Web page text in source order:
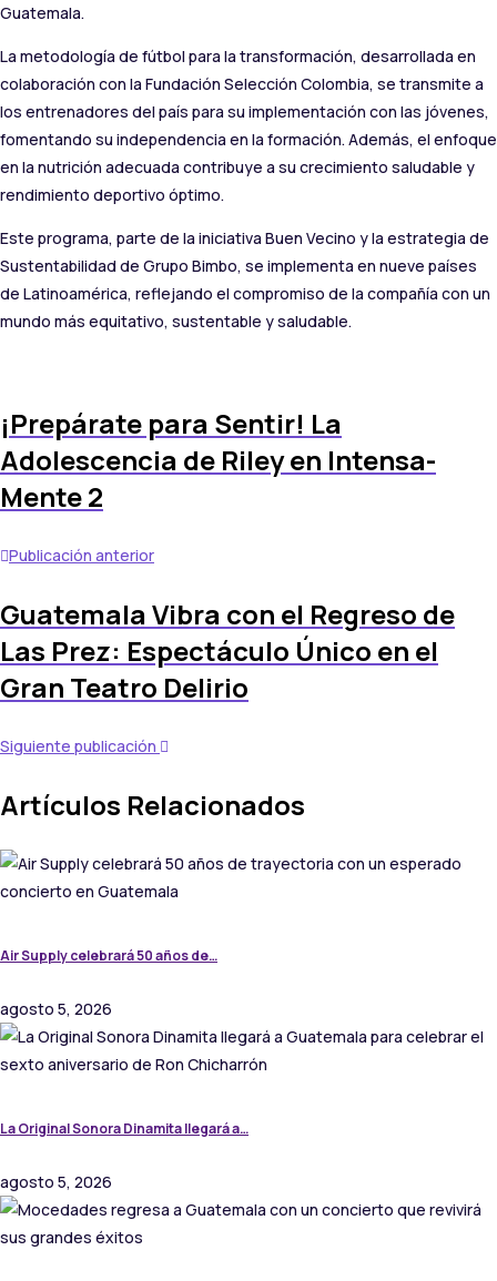
Guatemala.
La metodología de fútbol para la transformación, desarrollada en
colaboración con la Fundación Selección Colombia, se transmite a
los entrenadores del país para su implementación con las jóvenes,
fomentando su independencia en la formación. Además, el enfoque
en la nutrición adecuada contribuye a su crecimiento saludable y
rendimiento deportivo óptimo.
Este programa, parte de la iniciativa Buen Vecino y la estrategia de
Sustentabilidad de Grupo Bimbo, se implementa en nueve países
de Latinoamérica, reflejando el compromiso de la compañía con un
mundo más equitativo, sustentable y saludable.
¡Prepárate para Sentir! La
Adolescencia de Riley en Intensa-
Mente 2
Publicación anterior
Guatemala Vibra con el Regreso de
Las Prez: Espectáculo Único en el
Gran Teatro Delirio
Siguiente publicación
Artículos Relacionados
Air Supply celebrará 50 años de…
agosto 5, 2026
La Original Sonora Dinamita llegará a…
agosto 5, 2026